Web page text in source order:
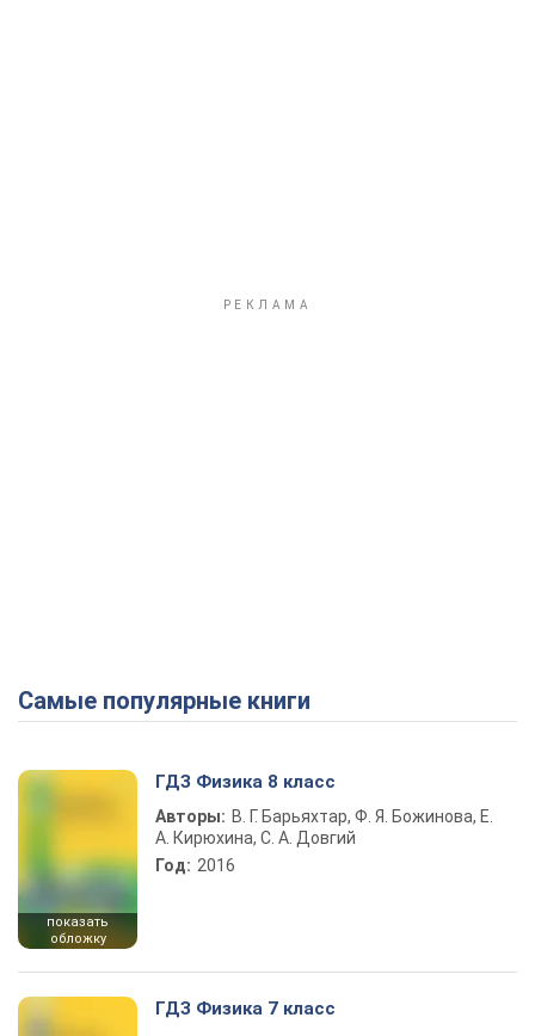
Самые популярные книги
показать
обложку
ГДЗ Физика 8 класс
Авторы: В. Г. Барьяхтар, Ф. Я. Божинова, Е.
А. Кирюхина, С. А. Довгий
Год: 2016
ГДЗ Физика 7 класс